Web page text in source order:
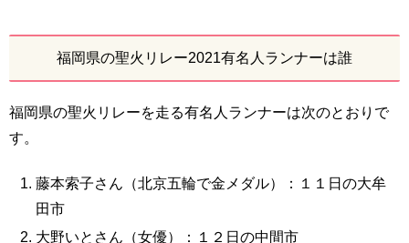
福岡県の聖火リレー2021有名人ランナーは誰
福岡県の聖火リレーを走る有名人ランナーは次のとおりで
す。
藤本索子さん（北京五輪で金メダル）：１１日の大牟
田市
大野いとさん（女優）：１２日の中間市